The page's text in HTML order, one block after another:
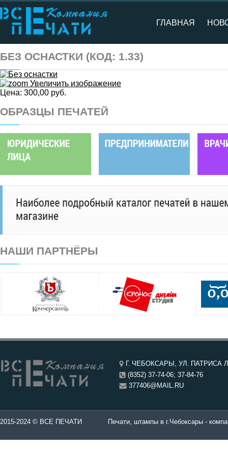
ГЛАВНАЯ
БЕЗ ОСНАСТКИ (КОД: 1.33)
Увеличить изображение
Цена: 300,00 руб.
ОБРАЗЦЫ ПЕЧАТЕЙ
НАШИ ПАРТНЁРЫ
Г. ЧЕБОКСАРЫ, УЛ. ПАТРИСА
(8352) 37-74-06; 37-84-76
377406@MAIL.RU
в Чебоксары. Печати, штампы в г.Чебоксары -
2015-2024 © ВСЕ ПЕЧАТИ